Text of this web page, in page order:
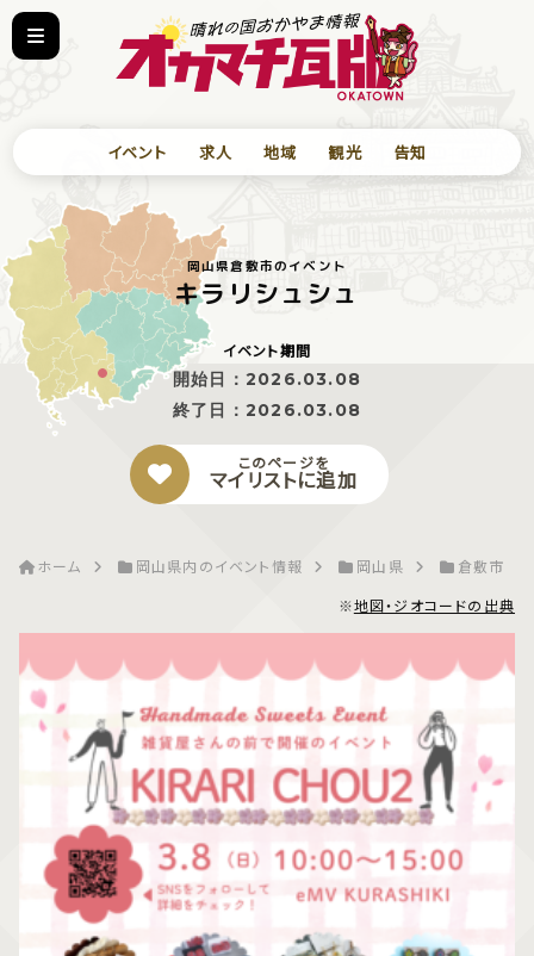
イベント 求人 地域 観光 告知
岡山県倉敷市のイベント
キラリシュシュ
イベント期間
開始日： 2026.03.08
終了日： 2026.03.08
このページを
マイリストに追加
ホーム 岡山県内のイベント情報 岡山県
倉敷市
※地図・ジオコードの出典